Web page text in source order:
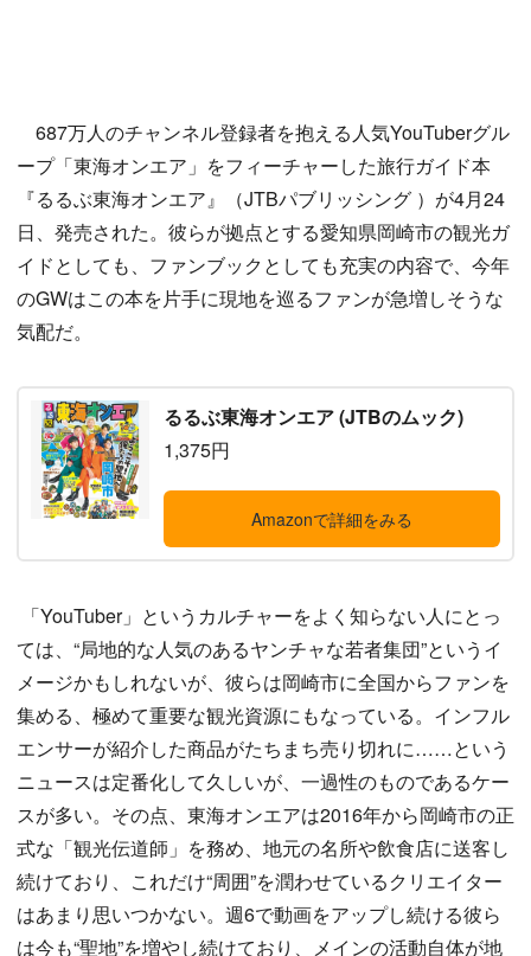
687万人のチャンネル登録者を抱える人気YouTuberグル
ープ「東海オンエア」をフィーチャーした旅行ガイド本
『るるぶ東海オンエア』（JTBパブリッシング ）が4月24
日、発売された。彼らが拠点とする愛知県岡崎市の観光ガ
イドとしても、ファンブックとしても充実の内容で、今年
のGWはこの本を片手に現地を巡るファンが急増しそうな
気配だ。
るるぶ東海オンエア (JTBのムック)
1,375円
Amazonで詳細をみる
「YouTuber」というカルチャーをよく知らない人にとっ
ては、“局地的な人気のあるヤンチャな若者集団”というイ
メージかもしれないが、彼らは岡崎市に全国からファンを
集める、極めて重要な観光資源にもなっている。インフル
エンサーが紹介した商品がたちまち売り切れに……という
ニュースは定番化して久しいが、一過性のものであるケー
スが多い。その点、東海オンエアは2016年から岡崎市の正
式な「観光伝道師」を務め、地元の名所や飲食店に送客し
続けており、これだけ“周囲”を潤わせているクリエイター
はあまり思いつかない。週6で動画をアップし続ける彼ら
は今も“聖地”を増やし続けており、メインの活動自体が地